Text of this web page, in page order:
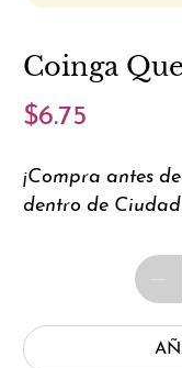
Coinga
$6.75
¡Compra antes
dentro de